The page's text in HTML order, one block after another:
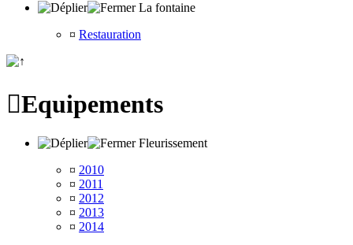
La fontaine
¤ Restauration
Equipements
Fleurissement
¤ 2010
¤ 2011
¤ 2012
¤ 2013
¤ 2014